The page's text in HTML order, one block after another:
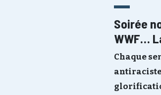
Soirée
WWF…
Chaque